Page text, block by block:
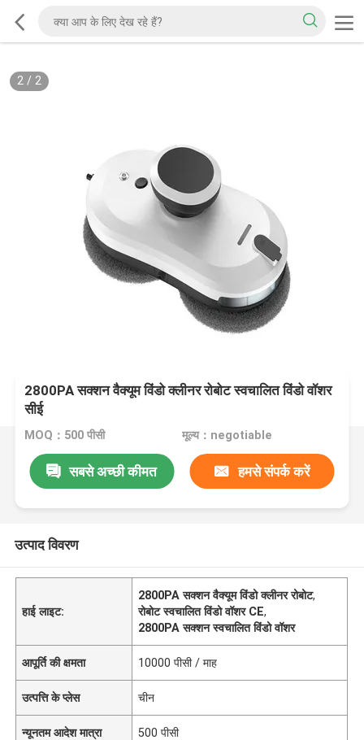
2/ 2
2800PA सक्शन वैक्यूम विंडो क्लीनर रोबोट स्वचालित विंडो वॉशर
सीई
MOQ：500 पीसी मूल्य：negotiable
सबसे अच्छी कीमत हमसे संपर्क करें
उत्पाद विवरण
हाई लाइट:
2800PA सक्शन वैक्यूम विंडो क्लीनर रोबोट,
रोबोट स्वचालित विंडो वॉशर CE,
2800PA सक्शन स्वचालित विंडो वॉशर
आपूर्ति की क्षमता 10000 पीसी / माह
उत्पत्ति के प्लेस चीन
न्यूनतम आदेश मात्रा 500 पीसी